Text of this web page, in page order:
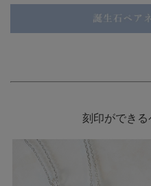
刻印ができる